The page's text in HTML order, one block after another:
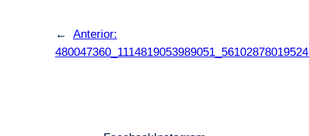
←
Anterior: